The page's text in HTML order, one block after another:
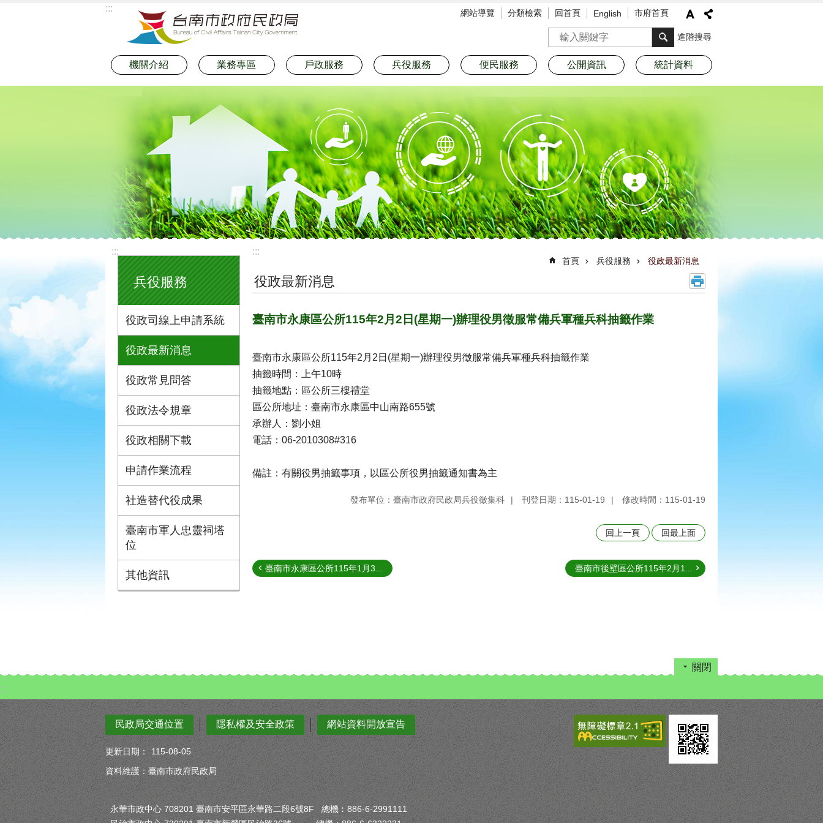
::: 網站導覽 分類檢索 回首頁 English 市府首頁
搜尋 進階搜尋
機關介紹 業務專區 戶政服務 兵役服務 便民服務 公開資訊 統計資料
:::
兵役服務
役政司線上申請系統
役政最新消息
役政常見問答
役政法令規章
役政相關下載
申請作業流程
社造替代役成果
臺南市軍人忠靈祠塔
位
其他資訊
:::
首頁 兵役服務 役政最新消息
役政最新消息
臺南市永康區公所115年2月2日(星期一)辦理役男徵服常備兵軍種兵科抽籤作業
臺南市永康區公所115年2月2日(星期一)辦理役男徵服常備兵軍種兵科抽籤作業
抽籤時間：上午10時
抽籤地點：區公所三樓禮堂
區公所地址：臺南市永康區中山南路655號
承辦人：劉小姐
電話：06-2010308#316
備註：有關役男抽籤事項，以區公所役男抽籤通知書為主
發布單位：臺南市政府民政局兵役徵集科 刊登日期：115-01-19 修改時間：115-01-19
回上一頁 回最上面
臺南市永康區公所115年1月3... 臺南市後壁區公所115年2月1...
關閉
:::
民政局交通位置 隱私權及安全政策 網站資料開放宣告
更新日期：
115-08-05
資料維護：臺南市政府民政局
永華市政中心 708201 臺南市安平區永華路二段6號8F 總機︰886-6-2991111